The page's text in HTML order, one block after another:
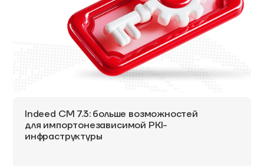
Indeed CM 7.3: больше возможностей
для импортонезависимой PKI-
инфраструктуры